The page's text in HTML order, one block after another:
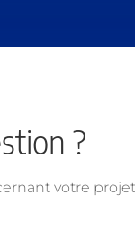
?
votre